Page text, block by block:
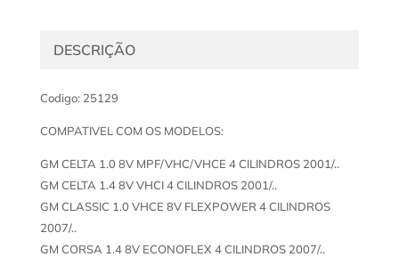
DESCRIÇÃO
Codigo: 25129
COMPATIVEL COM OS MODELOS:
GM CELTA 1.0 8V MPF/VHC/VHCE 4 CILINDROS 2001/..
GM CELTA 1.4 8V VHCI 4 CILINDROS 2001/..
GM CLASSIC 1.0 VHCE 8V FLEXPOWER 4 CILINDROS
2007/..
GM CORSA 1.4 8V ECONOFLEX 4 CILINDROS 2007/..